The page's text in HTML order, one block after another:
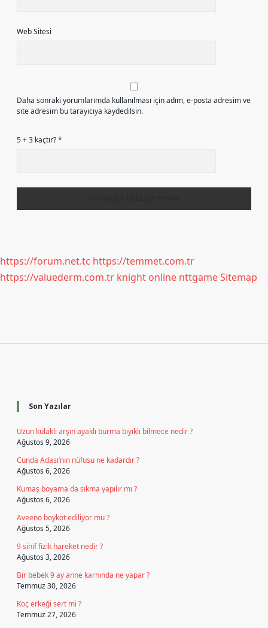
Web Sitesi
Daha sonraki yorumlarımda kullanılması için adım, e-posta adresim ve
site adresim bu tarayıcıya kaydedilsin.
5 + 3 kaçtır?*
https://forum.net.tc https://temmet.com.tr
https://valuederm.com.tr knight online nttgameSitemap
Son Yazılar
Uzun kulaklı arşın ayaklı burma bıyıklı bilmece nedir ?
Ağustos 9, 2026
Cunda Adası’nın nüfusu ne kadardır ?
Ağustos 6, 2026
Kumaş boyama da sıkma yapılır mı ?
Ağustos 6, 2026
Aveeno boykot ediliyor mu ?
Ağustos 5, 2026
9 sinif fizik hareket nedir ?
Ağustos 3, 2026
Bir bebek 9 ay anne karnında ne yapar ?
Temmuz 30, 2026
Koç erkeği sert mi ?
Temmuz 27, 2026